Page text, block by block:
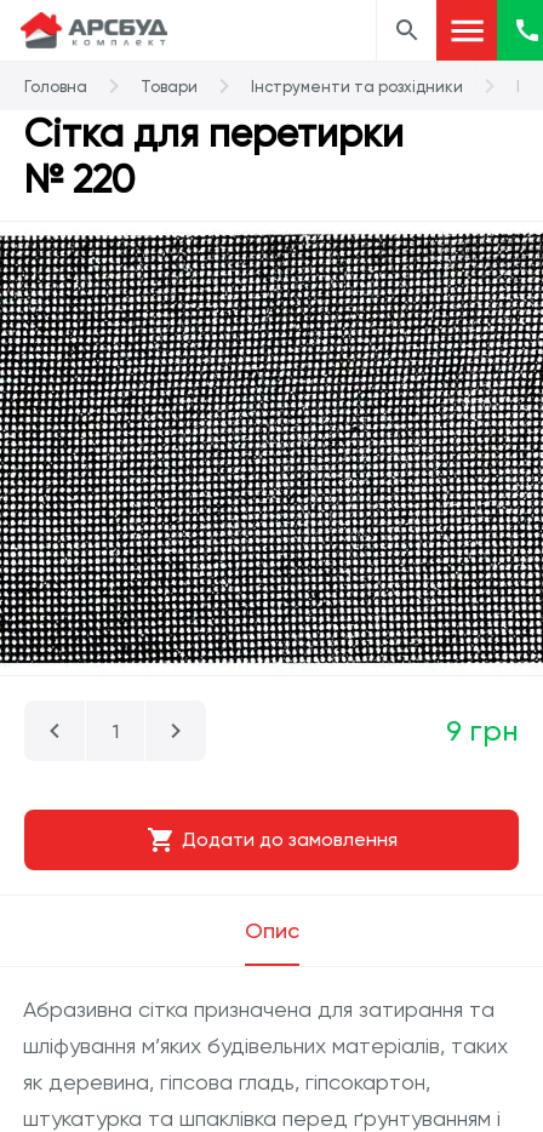
Головна Товари Інструменти та розхідники
Сітка для перетирки
№ 220
9 грн
Додати до замовлення
Опис
Абразивна сітка призначена для затирання та
шліфування м’яких будівельних матеріалів, таких
як деревина, гіпсова гладь, гіпсокартон,
штукатурка та шпаклівка перед ґрунтуванням і